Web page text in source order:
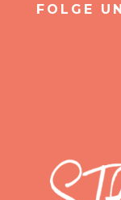
FOLGE